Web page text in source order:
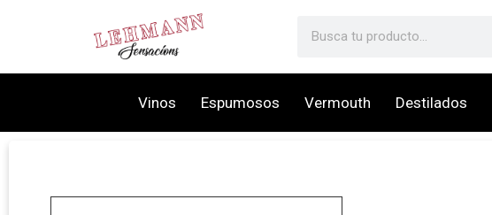
Vinos Espumosos Vermouth Destilados